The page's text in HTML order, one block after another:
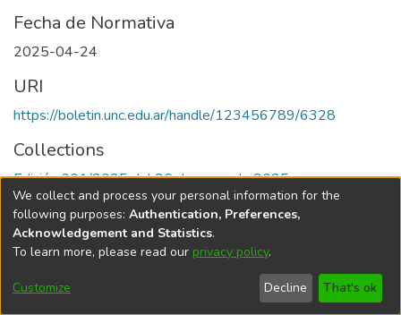
Fecha de Normativa
2025-04-24
URI
https://boletin.unc.edu.ar/handle/123456789/6328
Collections
Edición 001/2025 del 26 de mayo de 2025
Universidad Nacional de Córdoba
We collect and process your personal information for the
following purposes: Authentication, Preferences,
Acknowledgement and Statistics.
To learn more, please read our privacy policy.
Customize Decline That's ok